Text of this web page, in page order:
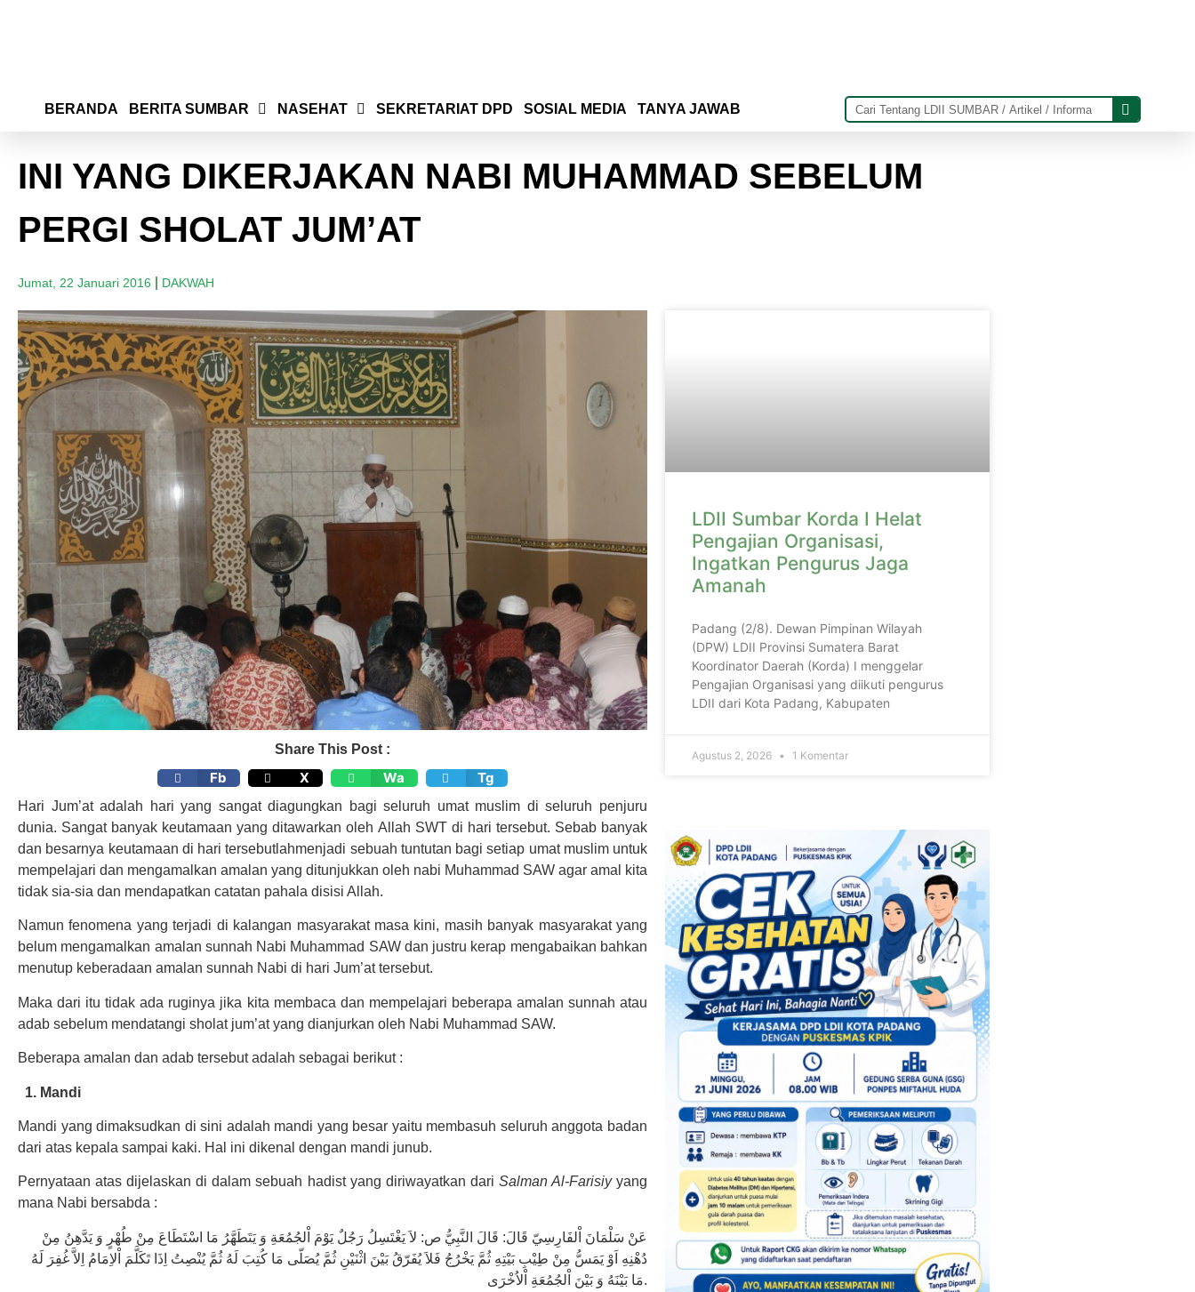
BERANDA BERITA SUMBAR NASEHAT SEKRETARIAT DPD SOSIAL MEDIA TANYA JAWAB
INI YANG DIKERJAKAN NABI MUHAMMAD SEBELUM
PERGI SHOLAT JUM’AT
Jumat, 22 Januari 2016 DAKWAH
Share This Post :
Fb X Wa Tg
Hari Jum’at adalah hari yang sangat diagungkan bagi seluruh umat muslim di seluruh penjuru
dunia. Sangat banyak keutamaan yang ditawarkan oleh Allah SWT di hari tersebut. Sebab banyak
dan besarnya keutamaan di hari tersebutlahmenjadi sebuah tuntutan bagi setiap umat muslim untuk
mempelajari dan mengamalkan amalan yang ditunjukkan oleh nabi Muhammad SAW agar amal kita
tidak sia-sia dan mendapatkan catatan pahala disisi Allah.
Namun fenomena yang terjadi di kalangan masyarakat masa kini, masih banyak masyarakat yang
belum mengamalkan amalan sunnah Nabi Muhammad SAW dan justru kerap mengabaikan bahkan
menutup keberadaan amalan sunnah Nabi di hari Jum’at tersebut.
Maka dari itu tidak ada ruginya jika kita membaca dan mempelajari beberapa amalan sunnah atau
adab sebelum mendatangi sholat jum’at yang dianjurkan oleh Nabi Muhammad SAW.
Beberapa amalan dan adab tersebut adalah sebagai berikut :
1. Mandi
Mandi yang dimaksudkan di sini adalah mandi yang besar yaitu membasuh seluruh anggota badan
dari atas kepala sampai kaki. Hal ini dikenal dengan mandi junub.
Pernyataan atas dijelaskan di dalam sebuah hadist yang diriwayatkan dari Salman Al-Farisiyyang
mana Nabi bersabda :
عَنْ سَلْمَانَ اْلفَارِسِيّ قَالَ: قَالَ النَّبِيُّ ص: لاَ يَغْتَسِلُ رَجُلٌ يَوْمَ اْلجُمُعَةِ وَ يَتَطَهَّرُ مَا اسْتَطَاعَ مِنْ طُهْرٍ وَ يَدَّهِنُ مِنْ
دُهْنِهِ اَوْ يَمَسُّ مِنْ طِيْبِ بَيْتِهِ ثُمَّ يَخْرُجُ فَلاَ يُفَرّقُ بَيْنَ اثْنَيْنِ ثُمَّ يُصَلّى مَا كُتِبَ لَهُ ثُمَّ يُنْصِتُ اِذَا تَكَلَّمَ اْلاِمَامُ اِلاَّ غُفِرَ لَهُ
مَا بَيْنَهُ وَ بَيْنَ اْلجُمُعَةِ اْلاُخْرَى.
LDII Sumbar Korda I Helat
Pengajian Organisasi,
Ingatkan Pengurus Jaga
Amanah
Padang (2/8). Dewan Pimpinan Wilayah
(DPW) LDII Provinsi Sumatera Barat
Koordinator Daerah (Korda) I menggelar
Pengajian Organisasi yang diikuti pengurus
LDII dari Kota Padang, Kabupaten
Agustus 2, 2026 1 Komentar